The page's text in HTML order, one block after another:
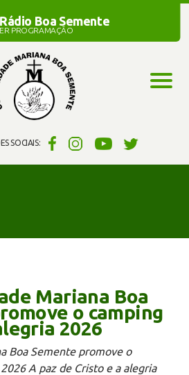
SOCIAIS:
Rádio Boa Semente
Rádio Boa Semente
PROGRAMAÇÃO
Mariana Boa
o camping
2026
Boa Semente promove o
A paz de Cristo e a alegria